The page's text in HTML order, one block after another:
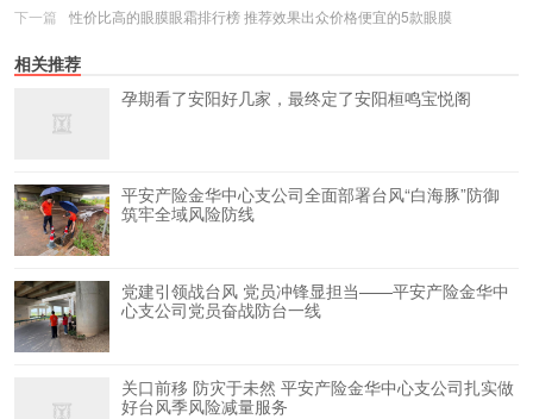
下一篇
性价比高的眼膜眼霜排行榜 推荐效果出众价格便宜的5款眼膜
相关推荐
孕期看了安阳好几家，最终定了安阳桓鸣宝悦阁
平安产险金华中心支公司全面部署台风“白海豚”防御
筑牢全域风险防线
党建引领战台风 党员冲锋显担当——平安产险金华中
心支公司党员奋战防台一线
关口前移 防灾于未然 平安产险金华中心支公司扎实做
好台风季风险减量服务